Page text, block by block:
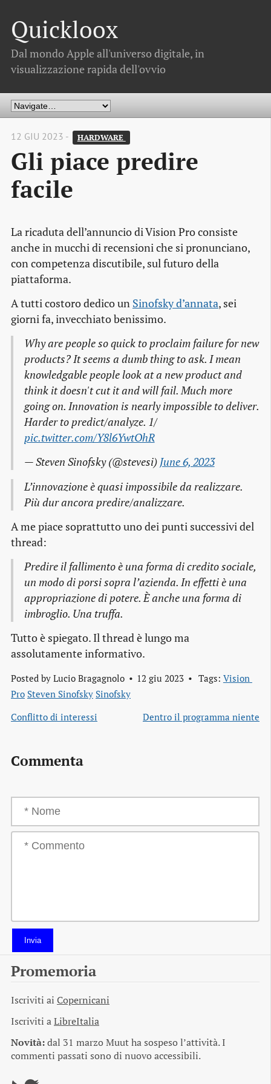
Quickloox
Dal mondo Apple all'universo digitale, in
visualizzazione rapida dell'ovvio
12 GIU 2023 - HARDWARE
Gli piace predire
facile
La ricaduta dell’annuncio di Vision Pro consiste
anche in mucchi di recensioni che si pronunciano,
con competenza discutibile, sul futuro della
piattaforma.
A tutti costoro dedico un Sinofsky d’annata, sei
giorni fa, invecchiato benissimo.
Why are people so quick to proclaim failure for new
products? It seems a dumb thing to ask. I mean
knowledgable people look at a new product and
think it doesn't cut it and will fail. Much more
going on. Innovation is nearly impossible to deliver.
Harder to predict/analyze. 1/
pic.twitter.com/Y8l6YwtOhR
— Steven Sinofsky (@stevesi) June 6, 2023
L’innovazione è quasi impossibile da realizzare.
Più dur ancora predire/analizzare.
A me piace soprattutto uno dei punti successivi del
thread:
Predire il fallimento è una forma di credito sociale,
un modo di porsi sopra l’azienda. In effetti è una
appropriazione di potere. È anche una forma di
imbroglio. Una truffa.
Tutto è spiegato. Il thread è lungo ma
assolutamente informativo.
Posted by Lucio Bragagnolo 12 giu 2023 Tags: Vision
Pro Steven Sinofsky Sinofsky
Conflitto di interessi
Dentro il programma niente
Commenta
Invia
Promemoria
Iscriviti ai Copernicani
Iscriviti aLibreItalia
Novità:dal 31 marzo Muut ha sospeso l’attività. I
commenti passati sono di nuovo accessibili.